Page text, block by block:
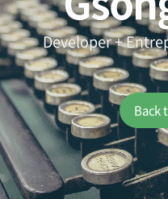
Developer +
Back